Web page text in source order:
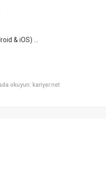
& iOS) ...
okuyun: kariyer.net